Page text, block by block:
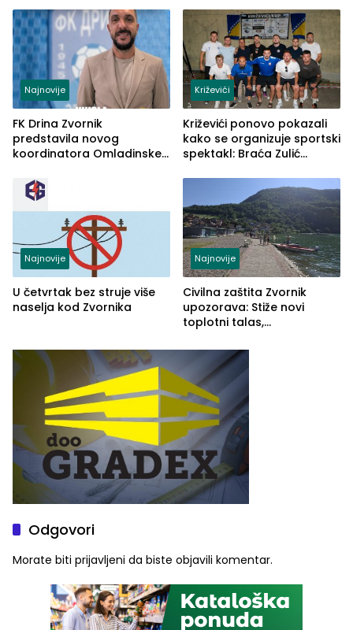
Graše
Najnovije
FK Drina Zvornik
predstavila novog
koordinatora Omladinske
Križevići
Križevići ponovo pokazali
kako se organizuje sportski
spektakl: Braća Zulić
Najnovije
U četvrtak bez struje više
naselja kod Zvornika
Najnovije
Civilna zaštita Zvornik
upozorava: Stiže novi
toplotni talas,
Odgovori
Morate biti prijavljeni da biste objavili komentar.